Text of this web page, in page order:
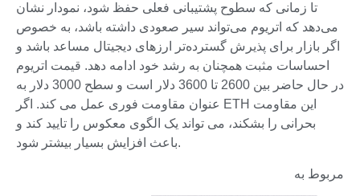
تا زمانی که سطوح پشتیبانی فعلی حفظ شود، نمودار نشان
می‌دهد که اتریوم می‌تواند سیر صعودی داشته باشد، به خصوص
اگر بازار برای پذیرش گسترده‌تر ارزهای دیجیتال مساعد باشد و
احساسات مثبت همچنان به رشد خود ادامه دهد. قیمت اتریوم
در حال حاضر بین 2600 تا 3600 دلار است و سطح 3000 دلار به
عنوان مقاومت فوری عمل می کند. اگر ETH این مقاومت
بحرانی را بشکند، می تواند یک الگوی معکوس را تایید کند و
باعث افزایش بسیار بیشتر شود.
مربوط به